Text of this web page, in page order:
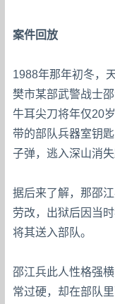
案件回放
1988年那年初冬，
樊市某部武警战士
牛耳尖刀将年仅20
带的部队兵器室钥
子弹，逃入深山消失
据后来了解，那邵
劳改，出狱后因当
将其送入部队。
邵江兵此人性格强
常过硬，却在部队